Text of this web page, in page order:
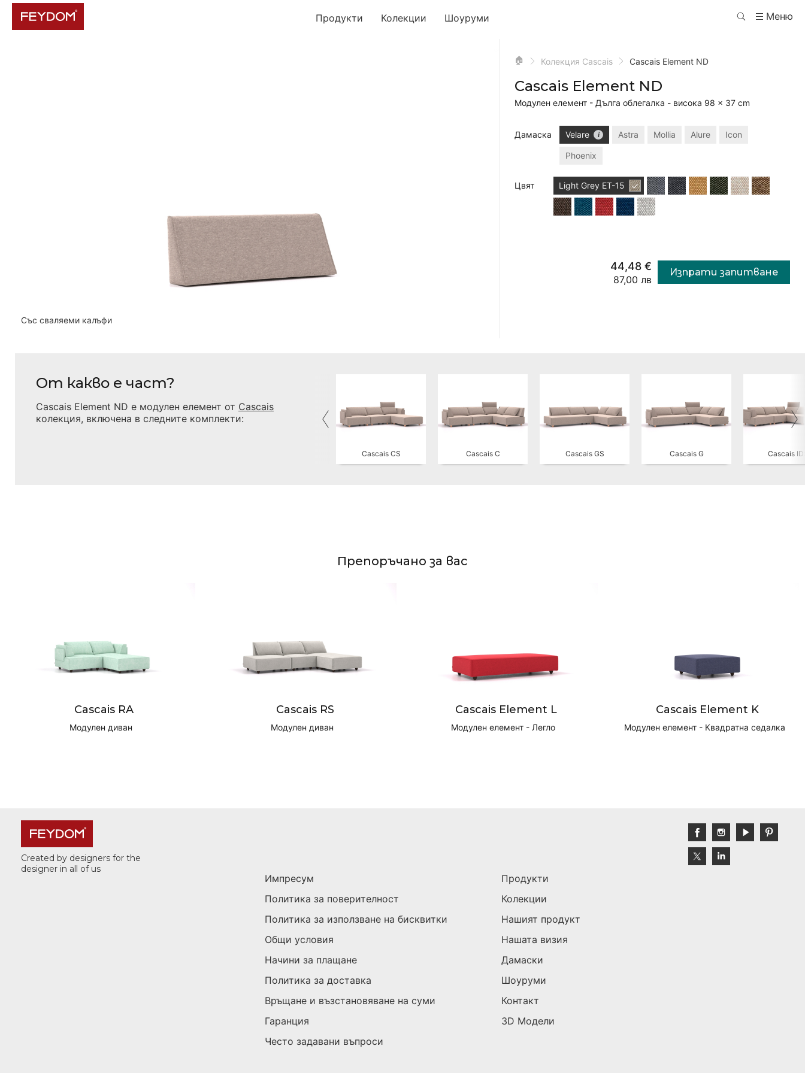
Меню
Продукти Колекции Шоуруми
Със сваляеми калъфи
🏠 Колекция Cascais Cascais Element ND
Cascais Element ND
Модулен елемент - Дълга облегалка - висока 98 × 37 cm
Дамаска Velare Astra Mollia Alure Icon
Phoenix
Цвят Light Grey ET-15
44,48 €
87,00 лв
Изпрати запитване
От какво е част?
Cascais Element ND е модулен елемент от Cascais
колекция, включена в следните комплекти:
Cascais CS Cascais C Cascais GS Cascais G Cascais
Препоръчано за вас
Cascais RA
Модулен диван
Cascais RS
Модулен диван
Cascais Element L
Модулен елемент - Легло
Cascais Element K
Модулен елемент - Квадратна седалка
Created by designers for the
designer in all of us
Импресум
Политика за поверителност
Политика за използване на бисквитки
Общи условия
Начини за плащане
Политика за доставка
Връщане и възстановяване на суми
Гаранция
Често задавани въпроси
Продукти
Колекции
Нашият продукт
Нашата визия
Дамаски
Шоуруми
Контакт
3D Модели